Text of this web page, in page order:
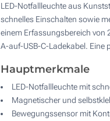
LED-Notfallleuchte aus
schnelles Einschalten sowie
einem Erfassungsbereich von
A-auf-USB-C-Ladekabel.
Hauptmerkmale
LED-Notfallleuchte mit
Magnetischer und
Bewegungssensor mit